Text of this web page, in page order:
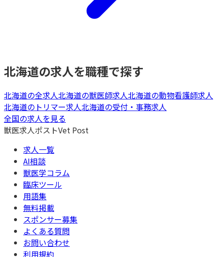
北海道の求人を職種で探す
北海道の全求人北海道の獣医師求人北海道の動物看護師求人
北海道の トリマー求人北海道の受付・事務求人
全国の求人を見る
獣医求人ポストVet Post
求人一覧
AI相談
獣医学コラム
臨床ツール
用語集
無料掲載
スポンサー募集
よくある質問
お問い合わせ
利用規約